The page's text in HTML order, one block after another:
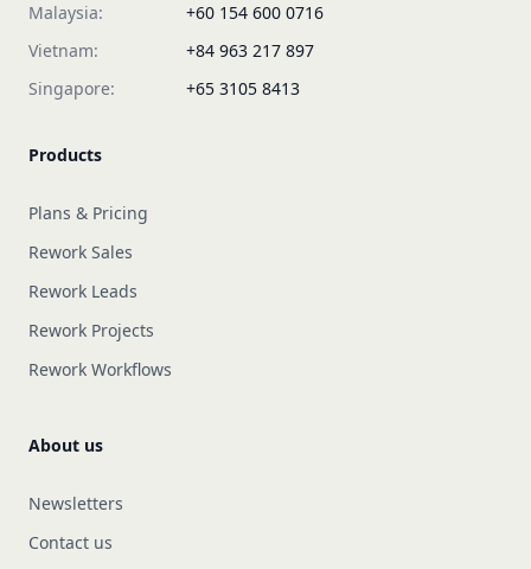
Malaysia:
+60 154 600 0716
Vietnam:
+84 963 217 897
Singapore:
+65 3105 8413
Products
Plans & Pricing
Rework Sales
Rework Leads
Rework Projects
Rework Workflows
About us
Newsletters
Contact us